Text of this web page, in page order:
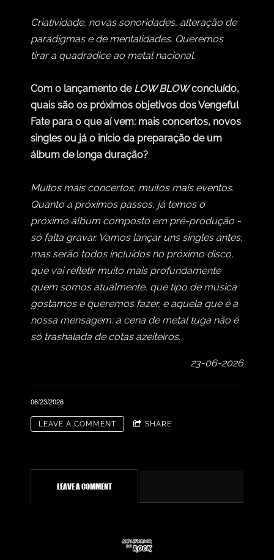
Criatividade, novas sonoridades, alteração de
paradigmas e de mentalidades. Queremos
tirar a quadradice ao metal nacional.
Com o lançamento de LOW BLOWconcluído,
quais são os próximos objetivos dos Vengeful
Fate para o que aí vem: mais concertos, novos
singles ou já o início da preparação de um
álbum de longa duração?
Muitos mais concertos, muitos mais eventos.
Quanto a próximos passos, já temos o
próximo álbum composto em pré-produção -
só falta gravar. Vamos lançar uns singles antes,
mas serão todos incluídos no próximo disco,
que vai refletir muito mais profundamente
quem somos atualmente, que tipo de música
gostamos e queremos fazer, e aquela que é a
nossa mensagem: a cena de metal tuga não é
só trashalada de cotas azeiteiros.
23-06-2026
06/23/2026
LEAVE A COMMENT SHARE
LEAVE A COMMENT